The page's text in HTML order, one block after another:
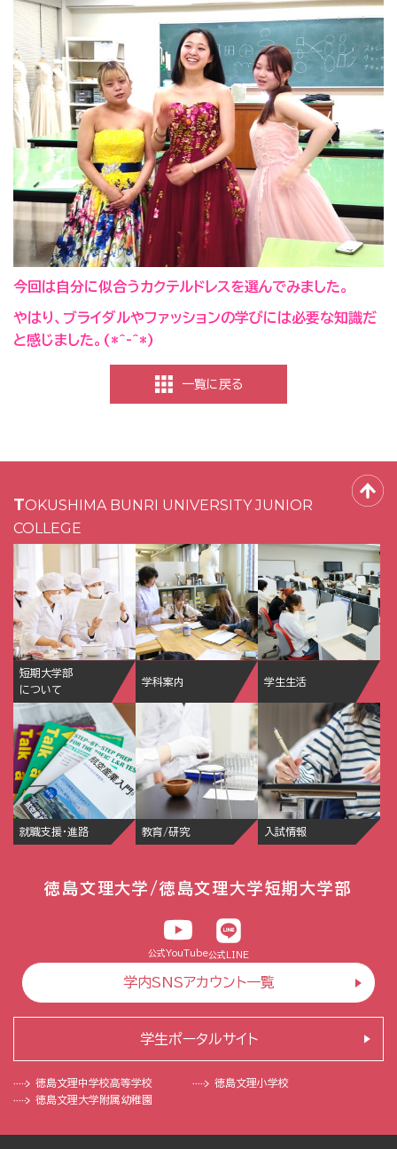
今回は自分に似合うカクテルドレスを選んでみました。
やはり、ブライダルやファッションの学びには必要な知識だ
と感じました。(*^-^*)
一覧に戻る
TOKUSHIMA BUNRI UNIVERSITY JUNIOR
COLLEGE
短期大学部
について
学科案内 学生生活
就職支援・進路 教育/研究 入試情報
徳島文理大学/徳島文理大学短期大学部
公式YouTube公式LINE
学内SNSアカウント一覧
徳島文理中学校高等学校
徳島文理小学校
徳島文理大学附属幼稚園
学生ポータルサイト